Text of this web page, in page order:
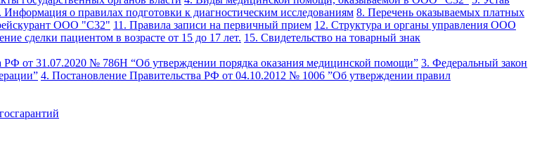
Информация о правилах подготовки к диагностическим исследованиям 8. Перечень оказываемых платных
ООО "С32" 11. Правила записи на первичный прием 12. Структура и органы управления ООО
сделки пациентом в возрасте от 15 до 17 лет. 15. Свидетельство на товарный знак
РФ от 31.07.2020 № 786Н “Об утверждении порядка оказания медицинской помощи” 3. Федеральный закон
4. Постановление Правительства РФ от 04.10.2012 № 1006 ”Об утверждении правил